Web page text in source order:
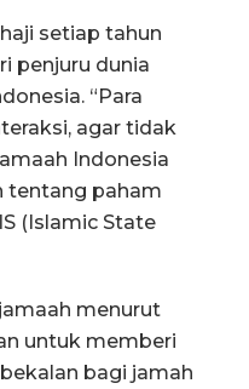
setiap tahun
penjuru dunia
“Para
agar tidak
Indonesia
tentang paham
(Islamic State
menurut
untuk memberi
bagi jamah